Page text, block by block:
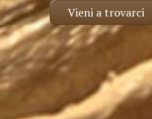
Vieni a trovarci